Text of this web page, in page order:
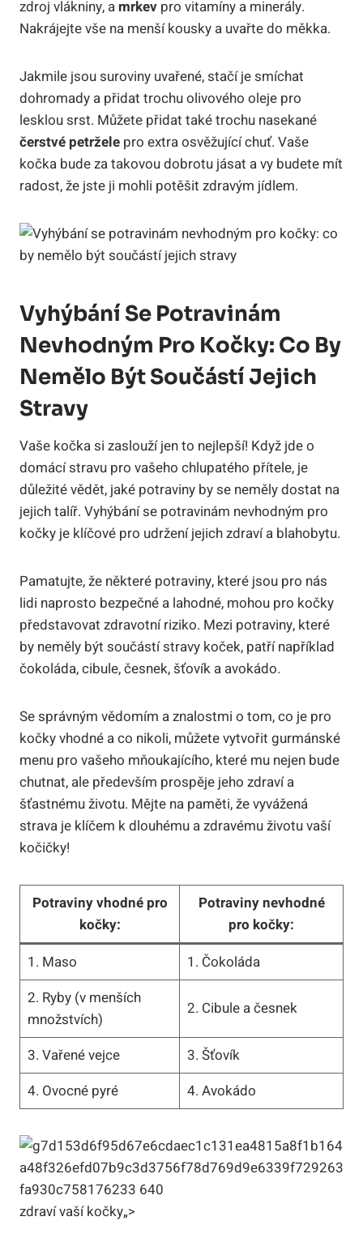
zdroj vlákniny, a mrkev pro vitamíny a minerály.
Nakrájejte vše na menší kousky a uvařte do měkka.
Jakmile jsou suroviny uvařené, stačí je smíchat
dohromady a přidat trochu olivového oleje pro
lesklou srst. Můžete přidat také trochu nasekané
čerstvé petržele pro extra osvěžující chuť. Vaše
kočka bude za takovou dobrotu jásat a vy budete mít
radost, že jste ji mohli potěšit zdravým jídlem.
Vyhýbání Se Potravinám
Nevhodným Pro Kočky: Co By
Nemělo Být Součástí Jejich
Stravy
Vaše kočka si zaslouží jen to nejlepší! Když jde o
domácí stravu pro vašeho chlupatého přítele, je
důležité vědět, jaké potraviny by se neměly dostat na
jejich talíř. Vyhýbání se potravinám nevhodným pro
kočky je klíčové pro udržení jejich zdraví a blahobytu.
Pamatujte, že některé potraviny, které jsou pro nás
lidi naprosto bezpečné a lahodné, mohou pro kočky
představovat zdravotní riziko. Mezi potraviny, které
by neměly být součástí stravy koček, patří například
čokoláda, cibule, česnek, šťovík a avokádo.
Se správným vědomím a znalostmi o tom, co je pro
kočky vhodné a co nikoli, můžete vytvořit gurmánské
menu pro vašeho mňoukajícího, které mu nejen bude
chutnat, ale především prospěje jeho zdraví a
šťastnému životu. Mějte na paměti, že vyvážená
strava je klíčem k dlouhému a zdravému životu vaší
kočičky!
Potraviny vhodné pro
kočky:
Potraviny nevhodné
pro kočky:
1. Maso
1. Čokoláda
2. Ryby (v menších
množstvích)
2. Cibule a česnek
3. Vařené vejce
3. Šťovík
4. Ovocné pyré
4. Avokádo
zdraví vaší kočky„>